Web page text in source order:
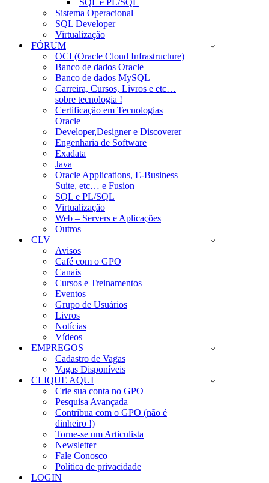
SQL e PL/SQL
Sistema Operacional
SQL Developer
Virtualização
FÓRUM
OCI (Oracle Cloud Infrastructure)
Banco de dados Oracle
Banco de dados MySQL
Carreira, Cursos, Livros e etc…
sobre tecnologia !
Certificação em Tecnologias
Oracle
Developer,Designer e Discoverer
Engenharia de Software
Exadata
Java
Oracle Applications, E-Business
Suite, etc… e Fusion
SQL e PL/SQL
Virtualização
Web – Servers e Aplicações
Outros
CLV
Avisos
Café com o GPO
Canais
Cursos e Treinamentos
Eventos
Grupo de Usuários
Livros
Notícias
Vídeos
EMPREGOS
Cadastro de Vagas
Vagas Disponíveis
CLIQUE AQUI
Crie sua conta no GPO
Pesquisa Avançada
Contribua com o GPO (não é
dinheiro !)
Torne-se um Articulista
Newsletter
Fale Conosco
Política de privacidade
LOGIN